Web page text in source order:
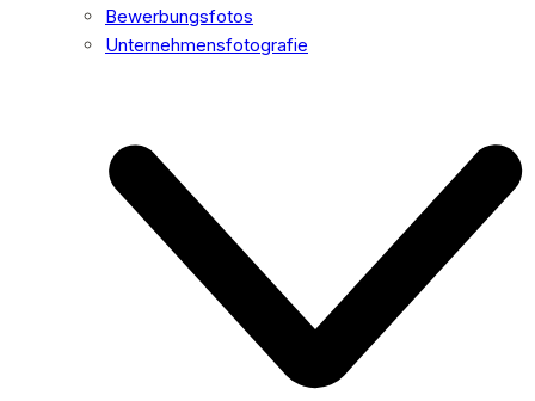
Bewerbungsfotos
Unternehmensfotografie